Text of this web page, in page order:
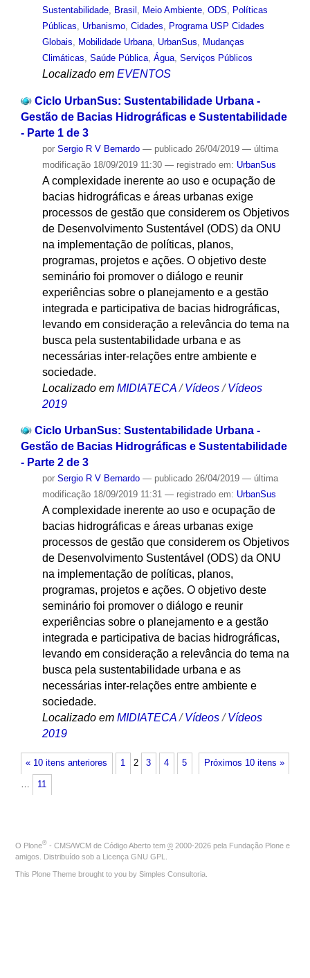
Sustentabilidade, Brasil Meio Ambiente, ODS
Políticas
Públicas
Urbanismo, Cidades
Programa USP Cidades
Globais
Mobilidade Urbana, UrbanSus
Mudanças
Climáticas Saúde Pública, Água, Serviços Públicos
Localizado em EVENTOS
Ciclo UrbanSus: Sustentabilidade Urbana -
Gestão de Bacias Hidrográficas e Sustentabilidade
- Parte 1 de 3
por Sergio R V Bernardo — publicado26/04/2019 — última
modificação18/09/2019 11:30 — registrado em: UrbanSus
A complexidade inerente ao uso e ocupação de
bacias hidrográficas e áreas urbanas exige
processos de gestão que considerem os Objetivos
de Desenvolvimento Sustentável (ODS) da ONU
na implementação de políticas, planos,
programas, projetos e ações. O objetivo deste
seminário foi promover o diálogo e reunir
experiências sobre o planejamento e a gestão
integrada e participativa de bacias hidrográficas,
levando em consideração a relevância do tema na
busca pela sustentabilidade urbana e as
necessárias inter-relações entre ambiente e
sociedade.
Localizado em MIDIATECA /Vídeos /Vídeos
2019
Ciclo UrbanSus: Sustentabilidade Urbana -
Gestão de Bacias Hidrográficas e Sustentabilidade
- Parte 2 de 3
por Sergio R V Bernardo — publicado26/04/2019 — última
modificação18/09/2019 11:31 — registrado em: UrbanSus
A complexidade inerente ao uso e ocupação de
bacias hidrográficas e áreas urbanas exige
processos de gestão que considerem os Objetivos
de Desenvolvimento Sustentável (ODS) da ONU
na implementação de políticas, planos,
programas, projetos e ações. O objetivo deste
seminário foi promover o diálogo e reunir
experiências sobre o planejamento e a gestão
integrada e participativa de bacias hidrográficas,
levando em consideração a relevância do tema na
busca pela sustentabilidade urbana e as
necessárias inter-relações entre ambiente e
sociedade.
Localizado em MIDIATECA /Vídeos /Vídeos
2019
« 10 itens anteriores Próximos 10 itens »
1 2 3 4 5
… 11
O Plone® - CMS/WCM de Código Aberto tem © 2000-2026 pela Fundação Plone e
amigos. Distribuído sob a Licença GNU GPL
This Plone Theme brought to you by Simples Consultoria